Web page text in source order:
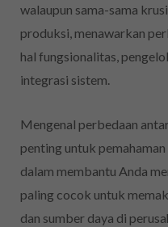
walaupun sama-sama
produksi, menawarkan
hal fungsionalitas,
integrasi sistem.
Mengenal perbedaan
penting untuk
dalam membantu Anda
paling cocok untuk
dan sumber daya di